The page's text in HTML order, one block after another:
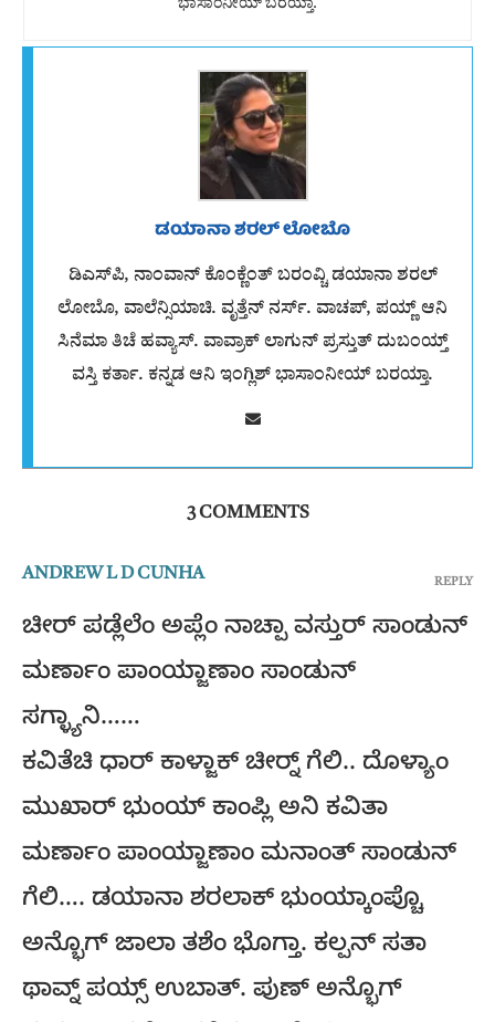
ಭಾಸಾಂನೀಯ್ ಬರಯ್ತಾ.
ಡಯಾನಾ ಶರಲ್ ಲೋಬೊ
ಡಿಎಸ್‌ಪಿ, ನಾಂವಾನ್ ಕೊಂಕ್ಣೆಂತ್ ಬರಂವ್ಚಿ ಡಯಾನಾ ಶರಲ್
ಲೋಬೊ, ವಾಲೆನ್ಸಿಯಾಚಿ. ವೃತ್ತೆನ್ ನರ್ಸ್. ವಾಚಪ್, ಪಯ್ಣ್ ಆನಿ
ಸಿನೆಮಾ ತಿಚೆ ಹವ್ಯಾಸ್. ವಾವ್ರಾಕ್ ಲಾಗುನ್ ಪ್ರಸ್ತುತ್ ದುಬಂಯ್ತ್
ವಸ್ತಿ ಕರ್ತಾ. ಕನ್ನಡ ಆನಿ ಇಂಗ್ಲಿಶ್ ಭಾಸಾಂನೀಯ್ ಬರಯ್ತಾ.
3 COMMENTS
ANDREW L D CUNHA
ಚೀರ್ ಪಡ್ಲೆಲೆಂ ಅಪ್ಲೆಂ ನಾಚ್ಪಾ ವಸ್ತುರ್ ಸಾಂಡುನ್
ಮರ್ಣಾಂ ಪಾಂಯ್ಜಾಣಾಂ ಸಾಂಡುನ್
ಸಗ್ಳ್ಯಾನಿ……
ಕವಿತೆಚಿ ಧಾರ್ ಕಾಳ್ಜಾಕ್ ಚೀರ್‍ನ್ ಗೆಲಿ.. ದೊಳ್ಯಾಂ
ಮುಖಾರ್ ಭುಂಯ್ ಕಾಂಪ್ಲಿ ಅನಿ ಕವಿತಾ
ಮರ್ಣಾಂ ಪಾಂಯ್ಜಾಣಾಂ ಮನಾಂತ್ ಸಾಂಡುನ್
ಗೆಲಿ…. ಡಯಾನಾ ಶರಲಾಕ್ ಭುಂಯ್ಕಾಂಪ್ಚೊ
ಅನ್ಭೊಗ್ ಜಾಲಾ ತಶೆಂ ಭೊಗ್ತಾ. ಕಲ್ಪನ್ ಸತಾ
ಥಾವ್ನ್ ಪಯ್ಸ್ ಉಬಾತ್. ಪುಣ್ ಅನ್ಭೊಗ್
REPLY